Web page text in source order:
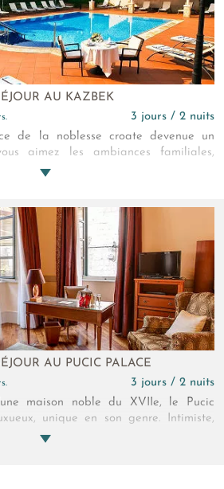
AU KAZBEK
3 jours / 2 nuits
de la noblesse croate devenue un
aimez les ambiances familiales,
où sérénité et calme absolu rythment
Pour vivre heureux, vivons cachés !
AU PUCIC PALACE
3 jours / 2 nuits
maison noble du XVIIe, le Pucic
unique en son genre. Intimiste,
aussi idéalement situé sur une des